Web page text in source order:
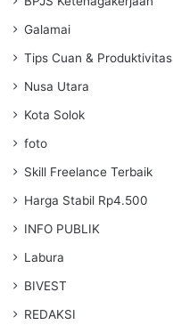
Galamai
Tips Cuan & Produktivitas
Nusa Utara
Kota Solok
foto
Skill Freelance Terbaik
Harga Stabil Rp4.500
INFO PUBLIK
Labura
BIVEST
REDAKSI